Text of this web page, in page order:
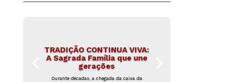
TRADIÇÃO CONTINUA VIVA:
A Sagrada Família que une
gerações
Durante décadas, a chegada da caixa da